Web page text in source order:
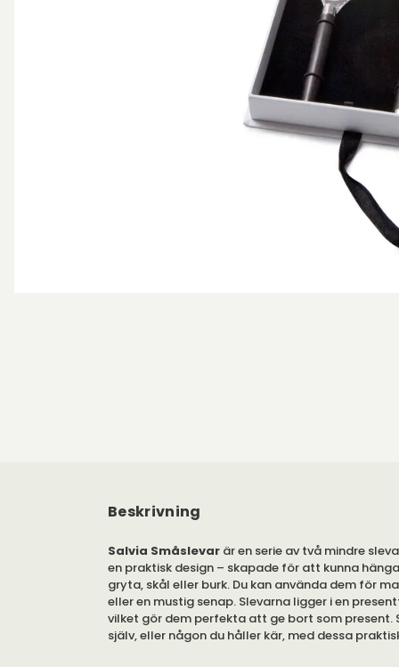
Beskrivning
Salvia Småslevar är en serie av två mindre
en praktisk design – skapade för att kunna
gryta, skål eller burk. Du kan använda dem för
eller en mustig senap. Slevarna ligger i en
vilket gör dem perfekta att ge bort som present.
själv, eller någon du håller kär, med dessa